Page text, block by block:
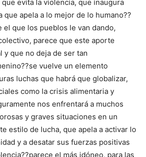
evita la violencia, que inaugura
que apela a lo mejor de lo humano??
el que los pueblos le van dando,
parece que este aporte
y que no deja de ser tan
vuelve un elemento
luchas que habrá que globalizar,
como la crisis alimentaria y
nos enfrentará a muchos
y graves situaciones en un
estilo de lucha, que apela a activar lo
y a desatar sus fuerzas positivas
el más idóneo, para las